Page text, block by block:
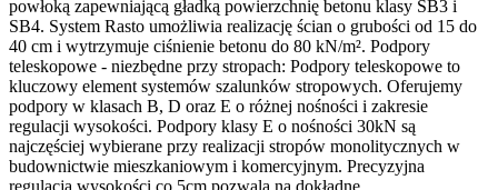
powłoką zapewniającą gładką powierzchnię betonu klasy SB3 i
SB4. System Rasto umożliwia realizację ścian o grubości od 15 do
40 cm i wytrzymuje ciśnienie betonu do 80 kN/m². Podpory
teleskopowe - niezbędne przy stropach: Podpory teleskopowe to
kluczowy element systemów szalunków stropowych. Oferujemy
podpory w klasach B, D oraz E o różnej nośności i zakresie
regulacji wysokości. Podpory klasy E o nośności 30kN są
najczęściej wybierane przy realizacji stropów monolitycznych w
budownictwie mieszkaniowym i komercyjnym. Precyzyjna